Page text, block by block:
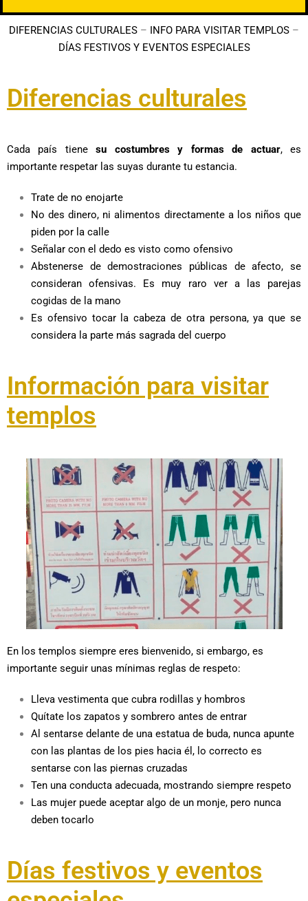
DIFERENCIAS CULTURALES – INFO PARA VISITAR TEMPLOS –
DÍAS FESTIVOS Y EVENTOS ESPECIALES
Diferencias culturales
Cada país tienesu costumbres y formas de actuar, es
importante respetar las suyas durante tu estancia.
Trate de no enojarte
No des dinero, ni alimentos directamente a los niños que
piden por la calle
Señalar con el dedo es visto como ofensivo
Abstenerse de demostraciones públicas de afecto, se
consideran ofensivas. Es muy raro ver a las parejas
cogidas de la mano
Es ofensivo tocar la cabeza de otra persona, ya que se
considera la parte más sagrada del cuerpo
Información para visitar
templos
En los templos siempre eres bienvenido, si embargo, es
importante seguir unas mínimas reglas de respeto:
Lleva vestimenta que cubra rodillas y hombros
Quítate los zapatos y sombrero antes de entrar
Al sentarse delante de una estatua de buda, nunca apunte
con las plantas de los pies hacia él, lo correcto es
sentarse con las piernas cruzadas
Ten una conducta adecuada, mostrando siempre respeto
Las mujer puede aceptar algo de un monje, pero nunca
deben tocarlo
Días festivos y eventos